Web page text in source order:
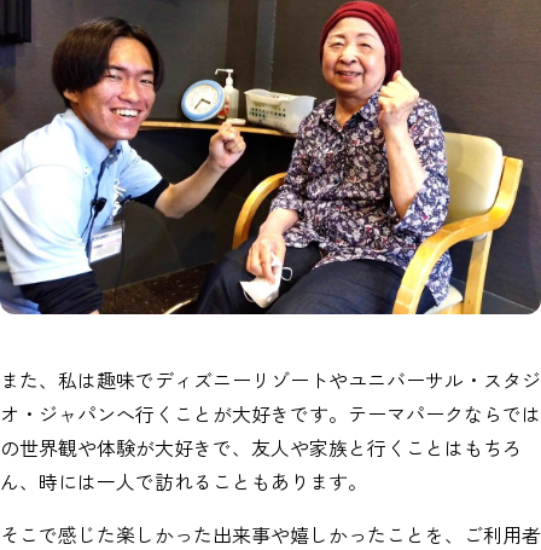
また、私は趣味でディズニーリゾートやユニバーサル・スタジ
オ・ジャパンへ行くことが大好きです。テーマパークならでは
の世界観や体験が大好きで、友人や家族と行くことはもちろ
ん、時には一人で訪れることもあります。
そこで感じた楽しかった出来事や嬉しかったことを、ご利用者